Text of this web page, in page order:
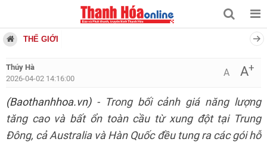
THẾ GIỚI
Thúy Hà
2026-04-02 14:16:00
A A+
(Baothanhhoa.vn)- Trong bối cảnh giá năng lượng
tăng cao và bất ổn toàn cầu từ xung đột tại Trung
Đông, cả Australia và Hàn Quốc đều tung ra các gói hỗ